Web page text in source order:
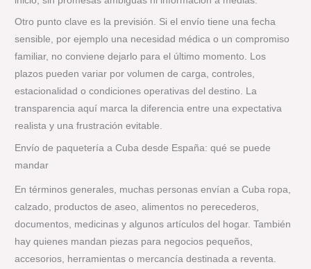
Otro punto clave es la previsión. Si el envío tiene una fecha
sensible, por ejemplo una necesidad médica o un compromiso
familiar, no conviene dejarlo para el último momento. Los
plazos pueden variar por volumen de carga, controles,
estacionalidad o condiciones operativas del destino. La
transparencia aquí marca la diferencia entre una expectativa
realista y una frustración evitable.
Envío de paquetería a Cuba desde España: qué se puede
mandar
En términos generales, muchas personas envían a Cuba ropa,
calzado, productos de aseo, alimentos no perecederos,
documentos, medicinas y algunos artículos del hogar. También
hay quienes mandan piezas para negocios pequeños,
accesorios, herramientas o mercancía destinada a reventa.